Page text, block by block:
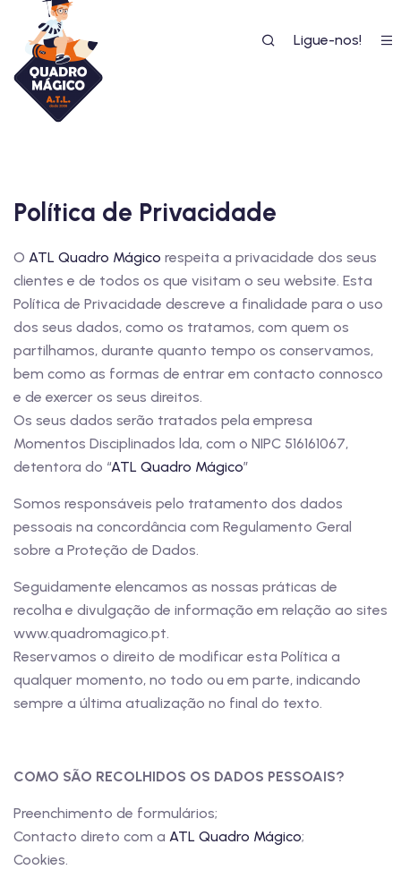
Ligue-nos!
Política de Privacidade
O ATL Quadro Mágico respeita a privacidade dos seus
clientes e de todos os que visitam o seu website. Esta
Política de Privacidade descreve a finalidade para o uso
dos seus dados, como os tratamos, com quem os
partilhamos, durante quanto tempo os conservamos,
bem como as formas de entrar em contacto connosco
e de exercer os seus direitos.
Os seus dados serão tratados pela empresa
Momentos Disciplinados lda, com o NIPC 516161067,
detentora do “ATL Quadro Mágico”
Somos responsáveis pelo tratamento dos dados
pessoais na concordância com Regulamento Geral
sobre a Proteção de Dados.
Seguidamente elencamos as nossas práticas de
recolha e divulgação de informação em relação ao sites
www.quadromagico.pt.
Reservamos o direito de modificar esta Política a
qualquer momento, no todo ou em parte, indicando
sempre a última atualização no final do texto.
COMO SÃO RECOLHIDOS OS DADOS PESSOAIS?
Preenchimento de formulários;
Contacto direto com a ATL Quadro Mágico;
Cookies.